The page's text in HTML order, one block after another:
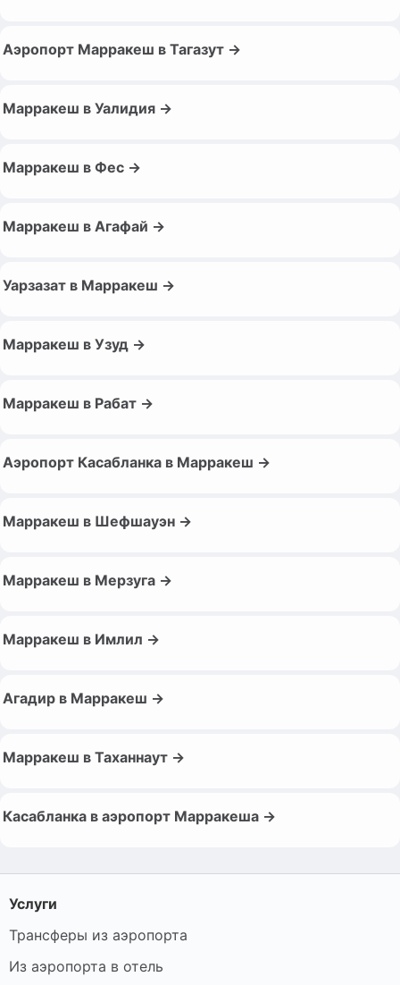
Аэропорт Марракеш в Тагазут →
Марракеш в Уалидия →
Марракеш в Фес →
Марракеш в Агафай →
Уарзазат в Марракеш →
Марракеш в Узуд →
Марракеш в Рабат →
Аэропорт Касабланка в Марракеш →
Марракеш в Шефшауэн →
Марракеш в Мерзуга →
Марракеш в Имлил →
Агадир в Марракеш →
Марракеш в Таханнаут →
Касабланка в аэропорт Марракеша →
Услуги
Трансферы из аэропорта
Из аэропорта в отель